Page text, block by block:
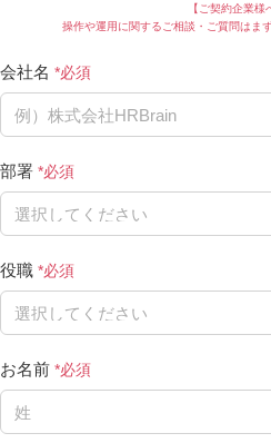
【ご契約企業様
操作や運用に関するご相談・ご質問はま
会社名
部署
役職
お名前